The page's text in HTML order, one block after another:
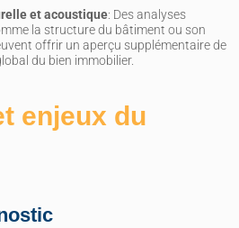
et acoustique: Des analyses
la structure du bâtiment ou son
offrir un aperçu supplémentaire de
du bien immobilier.
enjeux du